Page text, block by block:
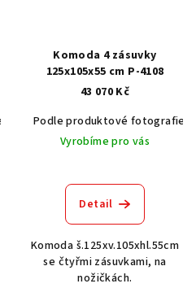
Akát vintage BT1551
Dub světlý
Komoda 4 zásuvky
125x105x55 cm P-4108
43 070 Kč
Podle produktové fotografie
Vyrobíme pro vás
Detail
Komoda š.125xv.105xhl.55cm
se čtyřmi zásuvkami, na
nožičkách.